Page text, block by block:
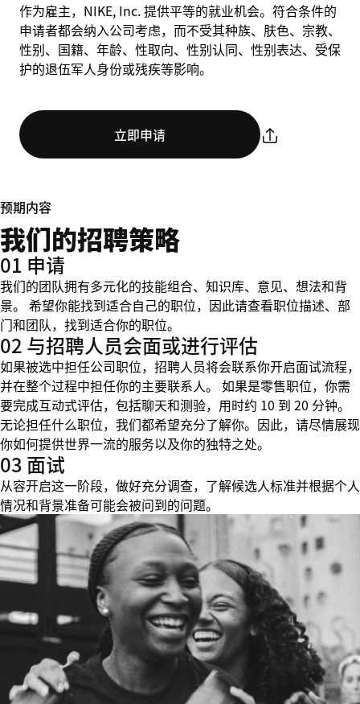
作为雇主，NIKE, Inc. 提供平等的就业机会。符合条件的
申请者都会纳入公司考虑，而不受其种族、肤色、宗教、
性别、国籍、年龄、性取向、性别认同、性别表达、受保
护的退伍军人身份或残疾等影响。
立即申请
预期内容
我们的招聘策略
01 申请
我们的团队拥有多元化的技能组合、知识库、意见、想法和背
景。 希望你能找到适合自己的职位，因此请查看职位描述、部
门和团队，找到适合你的职位。
02 与招聘人员会面或进行评估
如果被选中担任公司职位，招聘人员将会联系你开启面试流程，
并在整个过程中担任你的主要联系人。 如果是零售职位，你需
要完成互动式评估，包括聊天和测验，用时约 10 到 20 分钟。
无论担任什么职位，我们都希望充分了解你。因此，请尽情展现
你如何提供世界一流的服务以及你的独特之处。
03 面试
从容开启这一阶段，做好充分调查，了解候选人标准并根据个人
情况和背景准备可能会被问到的问题。